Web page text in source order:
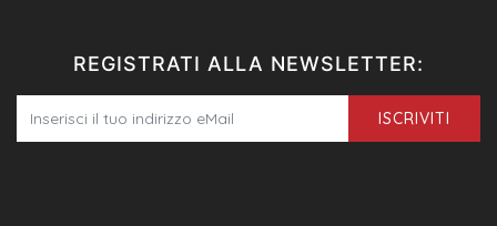
REGISTRATI ALLA NEWSLETTER:
ISCRIVITI